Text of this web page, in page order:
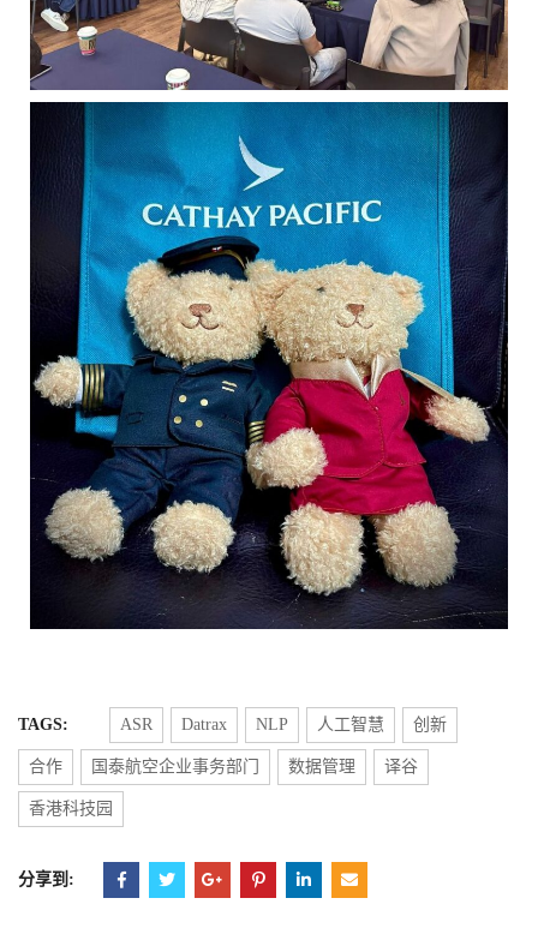
TAGS: ASR Datrax NLP 人工智慧 创新
合作 国泰航空企业事务部门 数据管理 译谷
香港科技园
分享到: